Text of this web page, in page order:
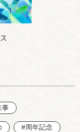
事
#周年記念